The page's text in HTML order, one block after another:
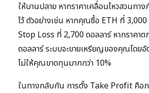
ให้บานปลาย หากราคาเคลื่อนไหวสวนท
ไว้ ตัวอย่างเช่น หากคุณซื้อ ETH ที่ 3,000
Stop Loss ที่ 2,700 ดอลลาร์ หากราคา
ดอลลาร์ ระบบจะขายเหรียญของคุณโดย
ไม่ให้คุณขาดทุนมากกว่า 10%
ในทางกลับกัน การตั้ง Take Profit คือก